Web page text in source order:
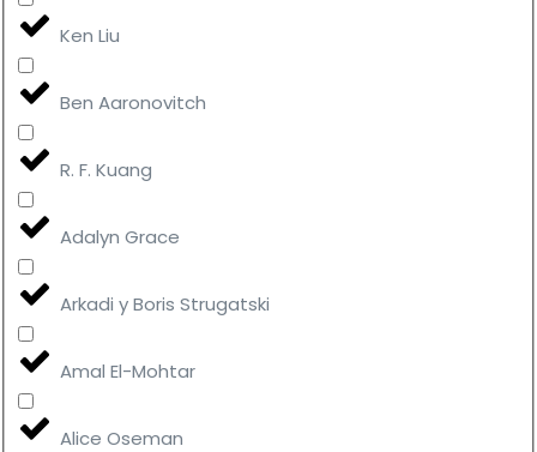
Ken Liu
Ben Aaronovitch
R. F. Kuang
Adalyn Grace
Arkadi y Boris Strugatski
Amal El-Mohtar
Alice Oseman